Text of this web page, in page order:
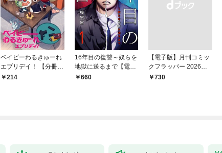
ベイビーわるきゅーれ
エブリデイ！ 【分冊
版】 1
214
16年目の復讐～奴らを
地獄に送るまで【電子
単行本版】１
660
【電子版】月刊コミッ
クフラッパー 2026年9
月号
￥730